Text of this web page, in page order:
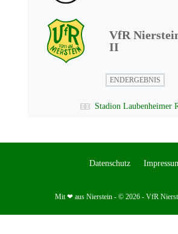
VfR
II
ENDERGEBNIS
Stadion Laubenheimer
Datenschutz
Mit ❤ aus Nierstein - © 2026 - VfR